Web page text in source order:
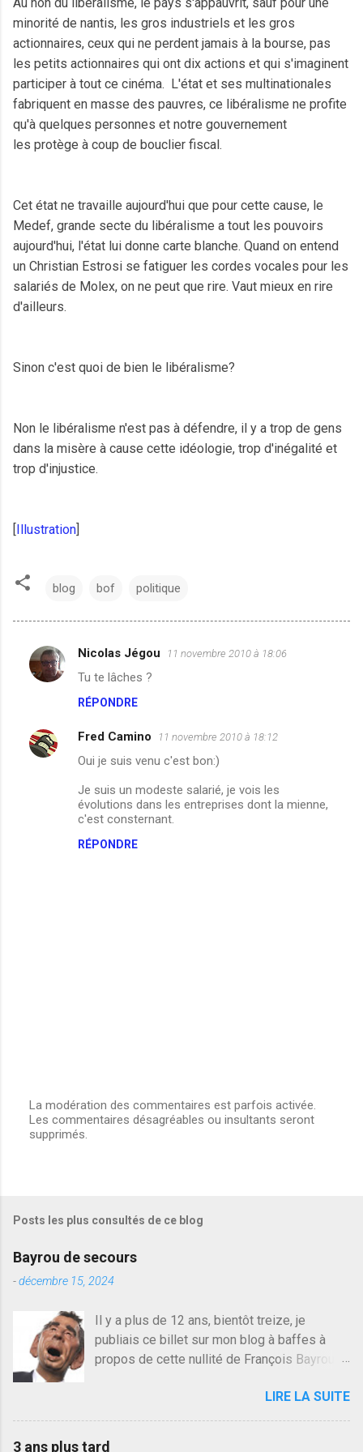
minorité de nantis, les gros industriels et les gros
actionnaires, ceux qui ne perdent jamais à la bourse, pas
les petits actionnaires qui ont dix actions et qui s'imaginent
participer à tout ce cinéma. L'état et ses multinationales
fabriquent en masse des pauvres, ce libéralisme ne profite
qu'à quelques personnes et notre gouvernement
les protège à coup de bouclier fiscal.
Cet état ne travaille aujourd'hui que pour cette cause, le
Medef, grande secte du libéralisme a tout les pouvoirs
aujourd'hui, l'état lui donne carte blanche. Quand on entend
un Christian Estrosi se fatiguer les cordes vocales pour les
salariés de Molex, on ne peut que rire. Vaut mieux en rire
d'ailleurs.
Sinon c'est quoi de bien le libéralisme?
Non le libéralisme n'est pas à défendre, il y a trop de gens
dans la misère à cause cette idéologie, trop d'inégalité et
trop d'injustice.
[Illustration]
blog bof politique
C
o
m
e
Nicolas Jégou 11 novembre 2010 à 18:06
Tu te lâches ?
RÉPONDRE
Fred Camino 11 novembre 2010 à 18:12
Oui je suis venu c'est bon:)
Je suis un modeste salarié, je vois les
évolutions dans les entreprises dont la mienne,
c'est consternant.
RÉPONDRE
E
n
t
e
r
u
m
m
e
n
r
La modération des commentaires est parfois activée.
Les commentaires désagréables ou insultants seront
supprimés.
Posts les plus consultés de ce blog
Bayrou de secours
-décembre 15, 2024
Il y a plus de 12 ans, bientôt treize, je
publiais ce billet sur mon blog à baffes à
propos de cette nullité de François Bayrou. Il
quelqu'un, je ne parle pas des couples mais
des amis ou des valeurs dans lesquels on
croit. François Bayrou est en passe de
LIRE LA SUITE
3 ans plus tard